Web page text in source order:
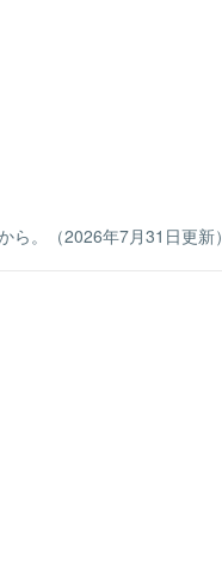
ら。（2026年7月31日更新）